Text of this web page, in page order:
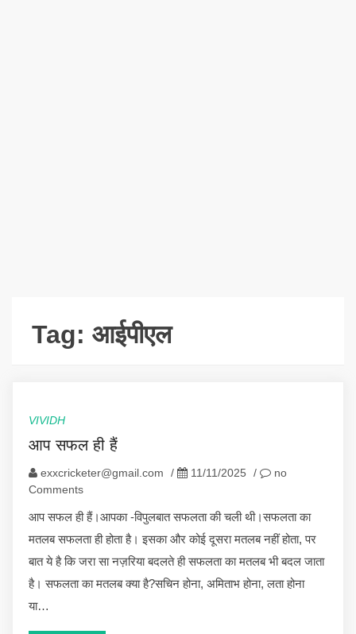
Tag: आईपीएल
VIVIDH
आप सफल ही हैं
exxcricketer@gmail.com / 11/11/2025 /
no
Comments
आप सफल ही हैं।आपका -विपुलबात सफलता की चली थी।सफलता का
मतलब सफलता ही होता है। इसका और कोई दूसरा मतलब नहीं होता, पर
बात ये है कि जरा सा नज़रिया बदलते ही सफलता का मतलब भी बदल जाता
है। सफलता का मतलब क्या है?सचिन होना, अमिताभ होना, लता होना
या…